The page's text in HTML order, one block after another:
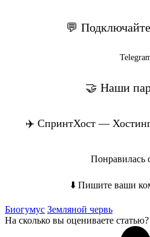
💬
🤝 Наши
✈️ СпринтХост — Хостинг
Понравилась
⬇️ Пишите ваши
Биогумус Земляной червь
На сколько вы оцениваете статью?